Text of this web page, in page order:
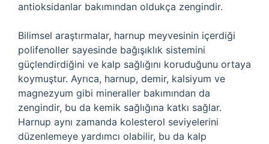
antioksidanlar bakımından oldukça zengindir.
Bilimsel araştırmalar, harnup meyvesinin içerdiği
polifenoller sayesinde bağışıklık sistemini
güçlendirdiğini ve kalp sağlığını koruduğunu ortaya
koymuştur. Ayrıca, harnup, demir, kalsiyum ve
magnezyum gibi mineraller bakımından da
zengindir, bu da kemik sağlığına katkı sağlar.
Harnup aynı zamanda kolesterol seviyelerini
düzenlemeye yardımcı olabilir, bu da kalp